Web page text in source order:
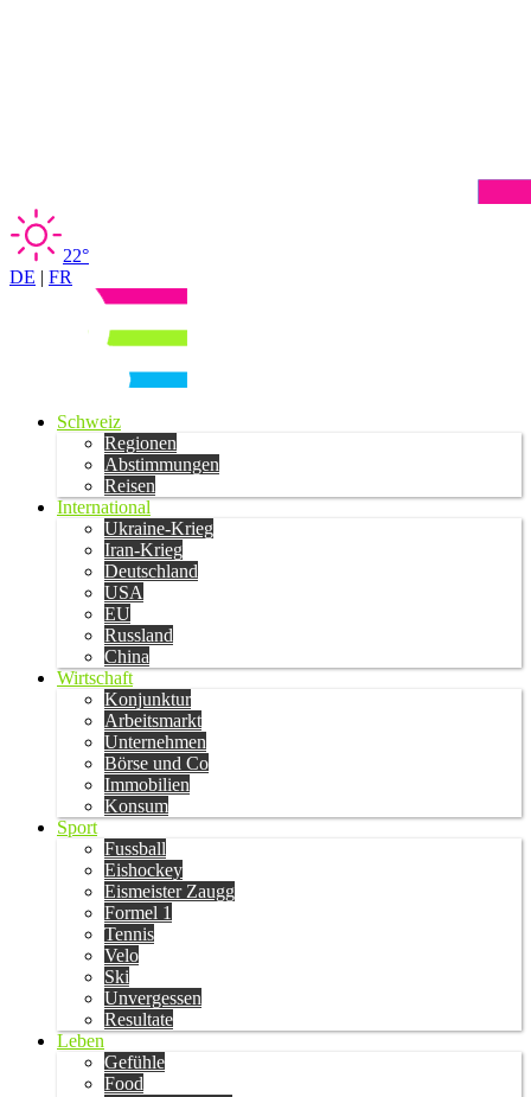
22°
DE | FR
Schweiz
Regionen
Abstimmungen
Reisen
International
Ukraine-Krieg
Iran-Krieg
Deutschland
USA
EU
Russland
China
Wirtschaft
Konjunktur
Arbeitsmarkt
Unternehmen
Börse und Co
Immobilien
Konsum
Sport
Fussball
Eishockey
Eismeister Zaugg
Formel 1
Tennis
Velo
Ski
Unvergessen
Resultate
Leben
Gefühle
Food